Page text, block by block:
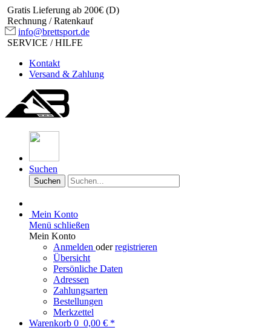
Gratis Lieferung ab 200€ (D)
Rechnung / Ratenkauf
info@brettsport.de
SERVICE / HILFE
Kontakt
Versand & Zahlung
Suchen
Suchen
Mein Konto
Menü schließen
Mein Konto
Anmelden oderregistrieren
Übersicht
Persönliche Daten
Adressen
Zahlungsarten
Bestellungen
Merkzettel
Warenkorb 0 0,00 € *